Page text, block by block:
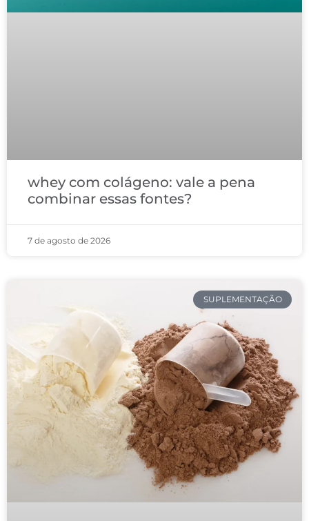
whey com colágeno: vale a pena
combinar essas fontes?
7 de agosto de 2026
SUPLEMENTAÇÃO